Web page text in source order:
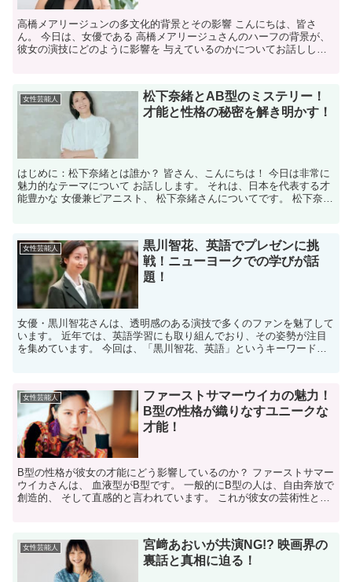
高橋メアリージュンの多文化的背景とその影響 こんにちは、皆さ
ん。 今日は、女優である 高橋メアリージュさんのハーフの背景が、
彼女の演技にどのように影響を 与えているのかについてお話ししま
女性芸能人
松下奈緒とAB型のミステリー！
才能と性格の秘密を解き明かす！
はじめに：松下奈緒とは誰か？ 皆さん、こんにちは！ 今日は非常に
魅力的なテーマについて お話しします。 それは、日本を代表する才
能豊かな 女優兼ピアニスト、 松下奈緒さんについてです。 松下奈緒
女性芸能人
黒川智花、英語でプレゼンに挑
戦！ニューヨークでの学びが話
題！
女優・黒川智花さんは、透明感のある演技で多くのファンを魅了して
います。 近年では、英語学習にも取り組んでおり、その姿勢が注目
を集めています。 今回は、「黒川智花、英語」というキーワードに
女性芸能人
ファーストサマーウイカの魅力！
B型の性格が織りなすユニークな
才能！
B型の性格が彼女の才能にどう影響しているのか？ ファーストサマー
ウイカさんは、 血液型がB型です。 一般的にB型の人は、自由奔放で
創造的、 そして直感的と言われています。 これが彼女の芸術性とマ
女性芸能人
宮﨑あおいが共演NG!? 映画界の
裏話と真相に迫る！